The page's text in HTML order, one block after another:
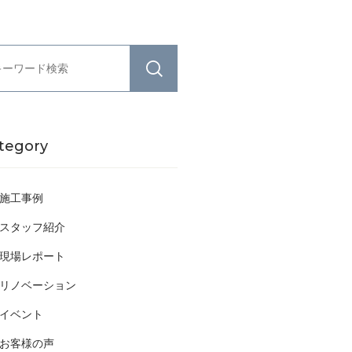
施工事例
スタッフ紹介
現場レポート
リノベーション
イベント
お客様の声